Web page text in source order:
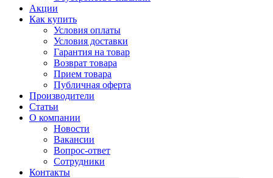
Акции
Как купить
Условия оплаты
Условия доставки
Гарантия на товар
Возврат товара
Прием товара
Публичная оферта
Производители
Статьи
О компании
Новости
Вакансии
Вопрос-ответ
Сотрудники
Контакты